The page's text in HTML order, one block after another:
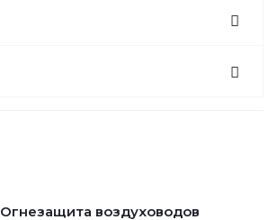
Огнезащита воздуховодов